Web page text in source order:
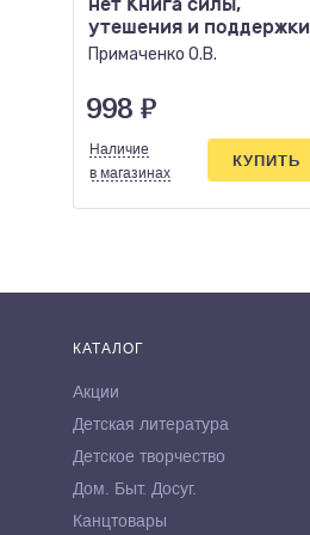
утешения и поддержки
Примаченко О.В.
998 ₽
Наличие
в магазинах
КУПИТЬ
КАТАЛОГ
Акции
Детская литература
Детское творчество
Дом. Быт. Досуг.
Канцтовары